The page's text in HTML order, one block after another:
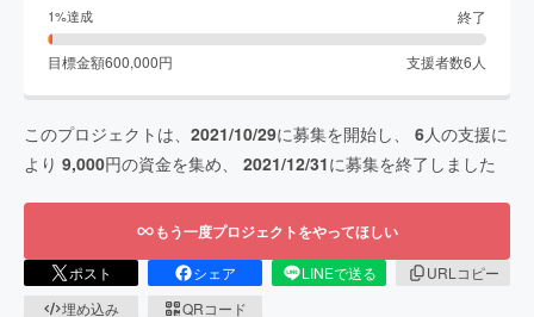
1%達成 終了
目標金額600,000円 支援者数6 人
このプロジェクトは、 2021/10/29に募集を開始し、 6人の支援に
より 9,000円の資金を集め、 2021/12/31に募集を終了しました
もう一度プロジェクトをやってほしい
ポスト シェア LINEで送る
URLコピー
埋め込み
QRコード